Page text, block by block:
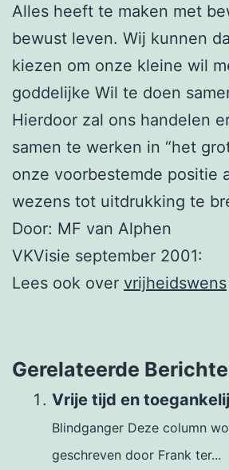
Alles heeft te maken met
bewust leven. Wij kunnen
kiezen om onze kleine wil
goddelijke Wil te doen
Hierdoor zal ons handelen
samen te werken in “het
onze voorbestemde positie
wezens tot uitdrukking te
Door: MF van Alphen
VKVisie september 2001:
Lees ook over vrijheidswens
Gerelateerde
Vrije tijd en
Blindganger Deze column
geschreven door Frank ter...